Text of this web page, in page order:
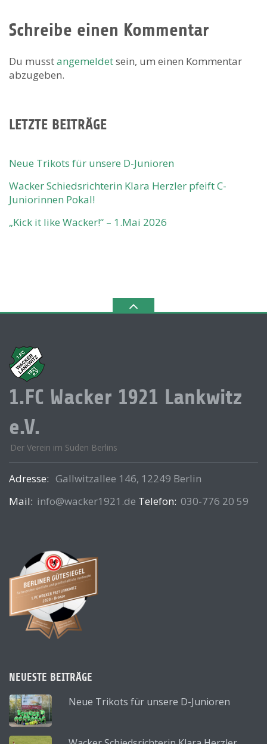
Schreibe einen Kommentar
Du musstangemeldetsein, um einen Kommentar
abzugeben.
LETZTE BEITRÄGE
Neue Trikots für unsere D-Junioren
Wacker Schiedsrichterin Klara Herzler pfeift C-
Juniorinnen Pokal!
„Kick it like Wacker!“ – 1.Mai 2026
1.FC Wacker 1921 Lankwitz
e.V.
Der Verein im Süden Berlins
Adresse: Gallwitzallee 146, 12249 Berlin
Mail: info@wacker1921.de Telefon: 030-776 20 59
NEUESTE BEITRÄGE
Neue Trikots für unsere D-Junioren